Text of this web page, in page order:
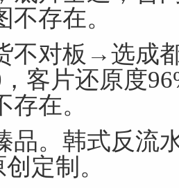
存在。
不对板→选成
客片还原度
在。
。韩式反流
定制。